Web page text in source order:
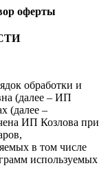
оферты
обработки и
(далее – ИП
(далее –
ИП Козлова при
в том числе
используемых